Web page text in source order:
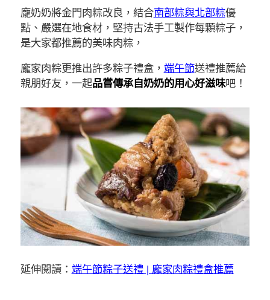
龐奶奶將金門肉粽改良，結合南部粽與北部粽優
點、嚴選在地食材，堅持古法手工製作每顆粽子，
是大家都推薦的美味肉粽，
龐家肉粽更推出許多粽子禮盒， 端午節送禮推薦給
親朋好友，一起品嘗傳承自奶奶的用心好滋味吧！
延伸閱讀： 端午節粽子送禮 | 龐家肉粽禮盒推薦